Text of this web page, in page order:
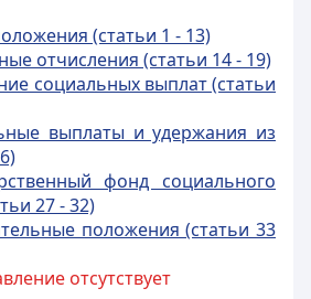
(статьи 1 - 13)
отчисления (статьи 14 - 19)
социальных выплат (статьи
выплаты и удержания из
фонд социального
27 - 32)
положения (статьи 33
отсутствует